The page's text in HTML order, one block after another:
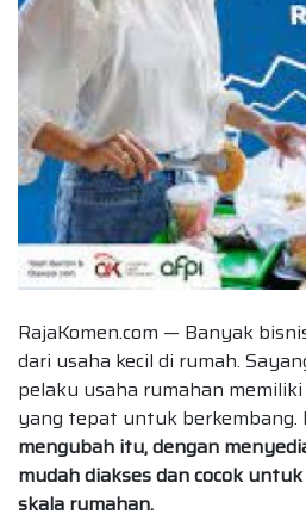
RajaKomen.com — Banyak
dari usaha kecil di rumah.
pelaku usaha rumahan
yang tepat untuk berkembang.
mengubah itu, dengan
mudah diakses dan cocok
skala rumahan.